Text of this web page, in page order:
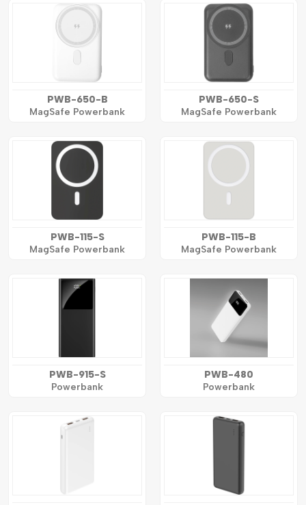
PWB-650-B
MagSafe Powerbank
PWB-650-S
MagSafe Powerbank
PWB-115-S
MagSafe Powerbank
PWB-115-B
MagSafe Powerbank
PWB-915-S
Powerbank
PWB-480
Powerbank